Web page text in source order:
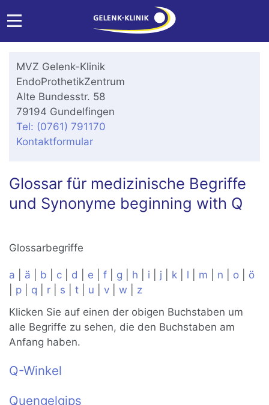
MVZ Gelenk-Klinik
EndoProthetikZentrum
Alte Bundesstr. 58
79194 Gundelfingen
Tel: (0761) 791170
Kontaktformular
Glossar für medizinische Begriffe
und Synonyme beginning with Q
Glossarbegriffe
a ä b c d e |f g h i j k l m n o
ö
p q r s |t u v |w
z
Klicken Sie auf einen der obigen Buchstaben um
alle Begriffe zu sehen, die den Buchstaben am
Anfang haben.
Q-Winkel
Quengelgips